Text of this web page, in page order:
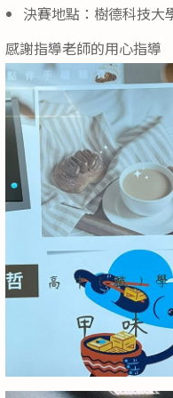
決賽地點：樹德科技大
感謝指導老師的用心指導